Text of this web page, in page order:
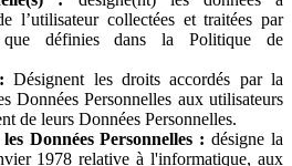
l’utilisateur collectées et traitées par
définies dans la Politique de
Désignent les droits accordés par la
Données Personnelles aux utilisateurs
de leurs Données Personnelles.
Données Personnelles : désigne la
1978 relative à l'informatique, aux